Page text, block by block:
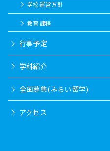
学校運営方針
教育課程
行事予定
学科紹介
全国募集(みらい留学)
アクセス